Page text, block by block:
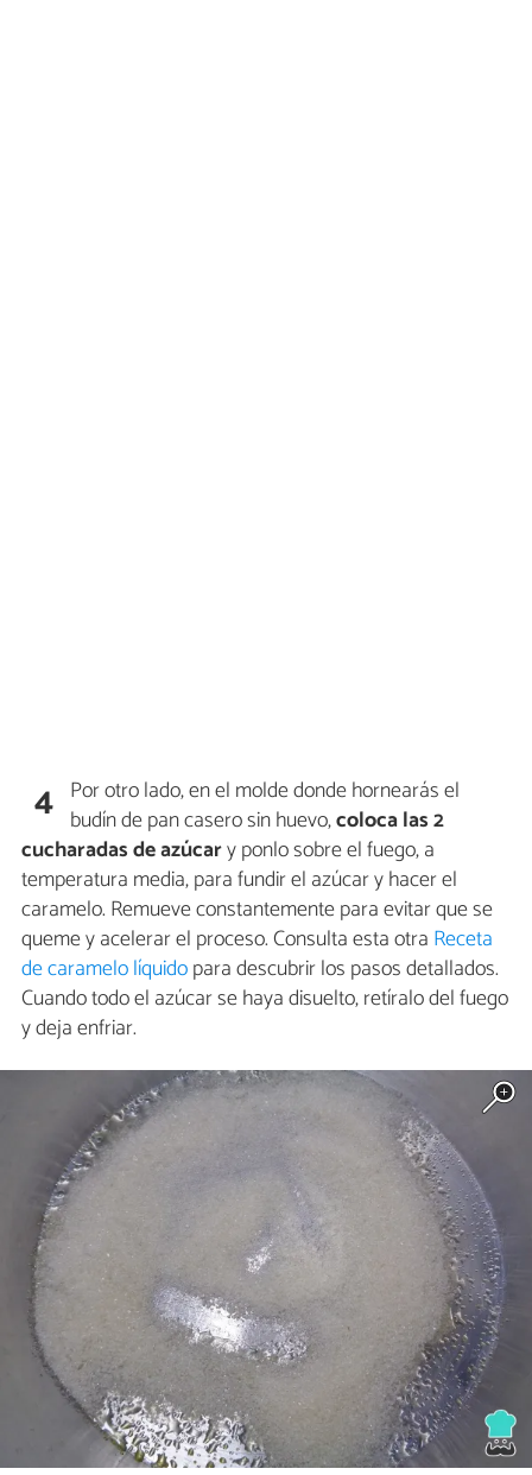
4 Por otro lado, en el molde donde hornearás el
budín de pan casero sin huevo,coloca las 2
cucharadas de azúcary ponlo sobre el fuego, a
temperatura media, para fundir el azúcar y hacer el
caramelo. Remueve constantemente para evitar que se
queme y acelerar el proceso. Consulta esta otra Receta
de caramelo líquidopara descubrir los pasos detallados.
Cuando todo el azúcar se haya disuelto, retíralo del fuego
y deja enfriar.